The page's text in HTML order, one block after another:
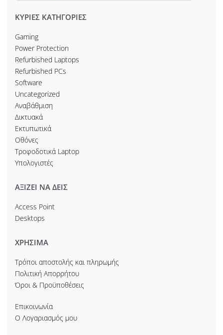
ΚΥΡΙΕΣ ΚΑΤΗΓΟΡΙΕΣ
Gaming
Power Protection
Refurbished Laptops
Refurbished PCs
Software
Uncategorized
Αναβάθμιση
Δικτυακά
Εκτυπωτικά
Οθόνες
Τροφοδοτικά Laptop
Υπολογιστές
ΑΞΙΖΕΙ ΝΑ ΔΕΙΣ
Access Point
Desktops
ΧΡΗΣΙΜΑ
Τρόποι αποστολής και πληρωμής
Πολιτική Απορρήτου
Όροι & Προϋποθέσεις
Επικοινωνία
Ο Λογαριασμός μου